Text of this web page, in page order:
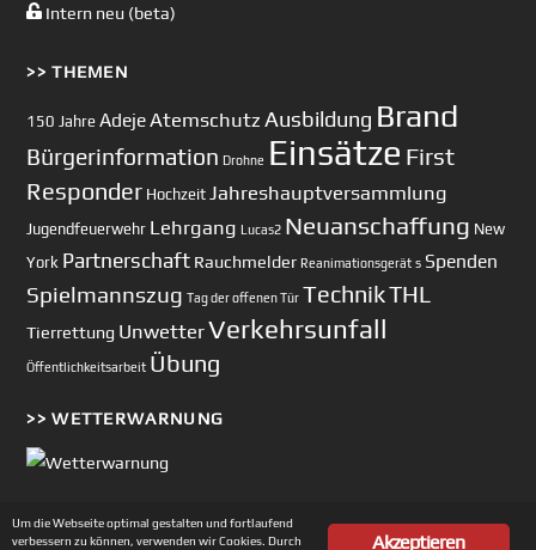
Intern neu (beta)
>> THEMEN
150 Jahre AdejeAtemschutz Ausbildung Brand
Bürgerinformation Drohne Einsätze First
Responder Hochzeit Jahreshauptversammlung
Jugendfeuerwehr Lehrgang Lucas2 Neuanschaffung New
York Partnerschaft Rauchmelder Reanimationsgerät s Spenden
Spielmannszug Tag der offenen Tür TechnikTHL
Tierrettung UnwetterVerkehrsunfall
Öffentlichkeitsarbeit Übung
>> WETTERWARNUNG
Akzeptieren
Um die Webseite optimal gestalten und fortlaufend
verbessern zu können, verwenden wir Cookies. Durch